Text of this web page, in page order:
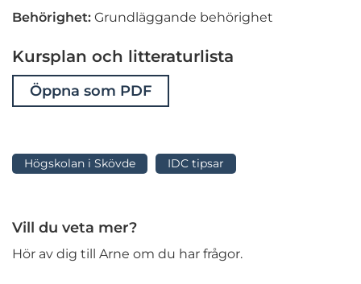
Behörighet: Grundläggande behörighet
Kursplan och litteraturlista
Öppna som PDF
Högskolan i Skövde IDC tipsar
Vill du veta mer?
Hör av dig till Arne om du har frågor.